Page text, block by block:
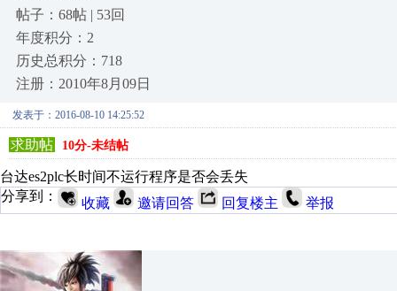
帖子：68帖 | 53回
年度积分：2
历史总积分：718
注册：2010年8月09日
发表于：2016-08-10 14:25:52
求助帖 10分-未结帖
台达es2plc长时间不运行程序是否会丢失
分享到：
收藏 邀请回答 回复楼主 举报